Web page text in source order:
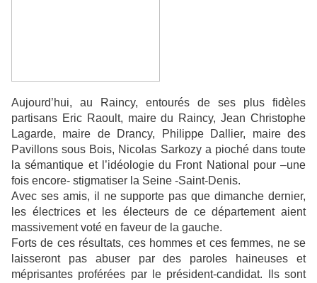
Aujourd’hui, au Raincy, entourés de ses plus fidèles
partisans Eric Raoult, maire du Raincy, Jean Christophe
Lagarde, maire de Drancy, Philippe Dallier, maire des
Pavillons sous Bois, Nicolas Sarkozy a pioché dans toute
la sémantique et l’idéologie du Front National pour –une
fois encore- stigmatiser la Seine -Saint-Denis.
Avec ses amis, il ne supporte pas que dimanche dernier,
les électrices et les électeurs de ce département aient
massivement voté en faveur de la gauche.
Forts de ces résultats, ces hommes et ces femmes, ne se
laisseront pas abuser par des paroles haineuses et
méprisantes proférées par le président-candidat. Ils sont